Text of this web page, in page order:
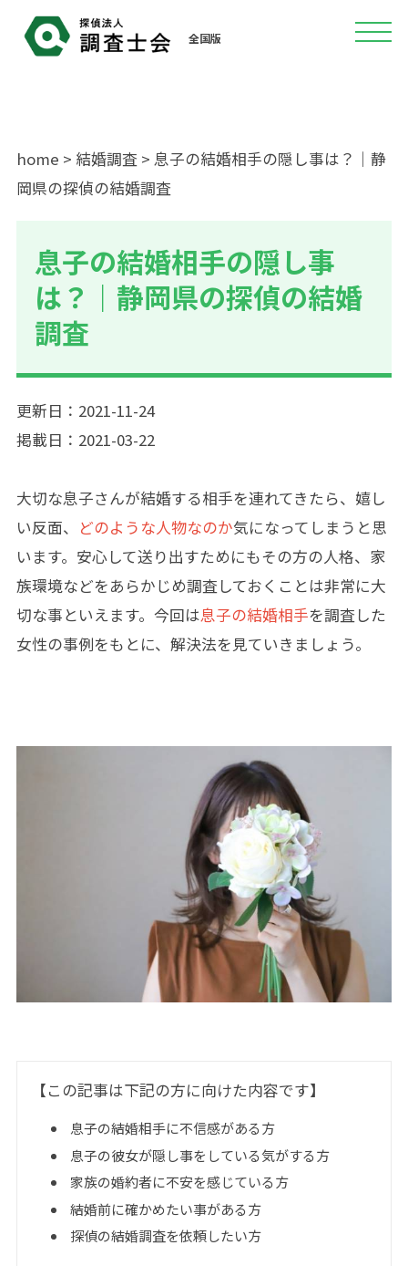
全国版
home > 結婚調査 > 息子の結婚相手の隠し事は？｜静
岡県の探偵の結婚調査
息子の結婚相手の隠し事
は？｜静岡県の探偵の結婚
調査
更新日：2021-11-24
掲載日：2021-03-22
大切な息子さんが結婚する相手を連れてきたら、嬉し
い反面、 どのような人物なのか気になってしまうと思
います。安心して送り出すためにもその方の人格、家
族環境などをあらかじめ調査しておくことは非常に大
切な事といえます。今回は息子の結婚相手を調査した
女性の事例をもとに、解決法を見ていきましょう。
【この記事は下記の方に向けた内容です】
息子の結婚相手に不信感がある方
息子の彼女が隠し事をしている気がする方
家族の婚約者に不安を感じている方
結婚前に確かめたい事がある方
探偵の結婚調査を依頼したい方